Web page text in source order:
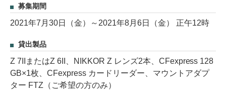
募集期間
2021年7月30日（金）～2021年8月6日（金） 正午12時
貸出製品
Z 7IIまたはZ 6II、NIKKOR Z レンズ2本、CFexpress 128
GB×1枚、CFexpress カードリーダー、マウントアダプ
ター FTZ（ご希望の方のみ）